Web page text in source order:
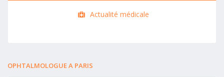
Actualité médicale
OPHTALMOLOGUE A PARIS